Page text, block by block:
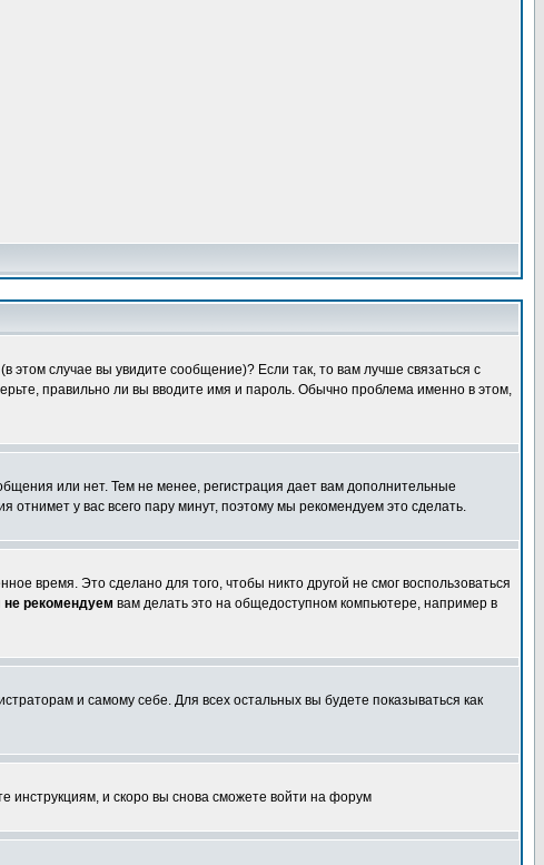
случае вы увидите сообщение)? Если так, то вам лучше связаться с
правильно ли вы вводите имя и пароль. Обычно проблема именно в этом,
или нет. Тем не менее, регистрация дает вам дополнительные
у вас всего пару минут, поэтому мы рекомендуем это сделать.
время. Это сделано для того, чтобы никто другой не смог воспользоваться
не рекомендуем вам делать это на общедоступном компьютере, например в
и самому себе. Для всех остальных вы будете показываться как
инструкциям, и скоро вы снова сможете войти на форум